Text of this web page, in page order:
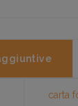
carta